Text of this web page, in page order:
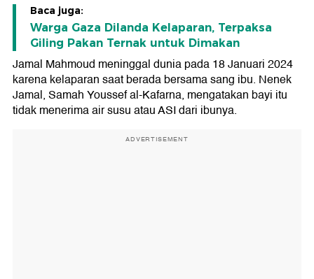
Baca juga:
Warga Gaza Dilanda Kelaparan, Terpaksa
Giling Pakan Ternak untuk Dimakan
Jamal Mahmoud meninggal dunia pada 18 Januari 2024
karena kelaparan saat berada bersama sang ibu. Nenek
Jamal, Samah Youssef al-Kafarna, mengatakan bayi itu
tidak menerima air susu atau ASI dari ibunya.
ADVERTISEMENT